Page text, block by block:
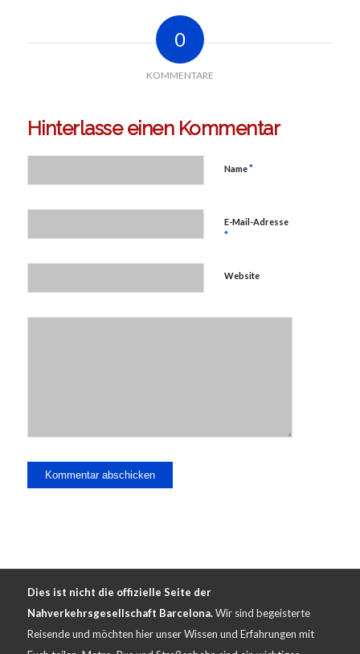
0
KOMMENTARE
Hinterlasse einen Kommentar
Name*
E-Mail-Adresse
*
Website
Dies ist nicht die offizielle Seite der
Nahverkehrsgesellschaft Barcelona.Wir sind begeisterte
Reisende und möchten hier unser Wissen und Erfahrungen mit